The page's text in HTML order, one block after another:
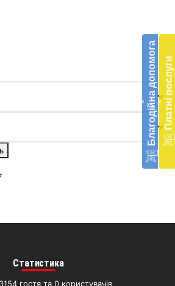
‹ Благодійна допомогав
‹ Платні послуги
Статистика
гостя та 0 користувачів